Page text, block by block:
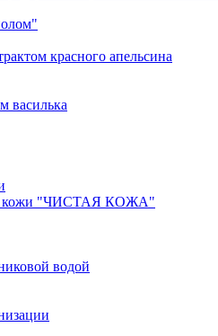
красного апельсина
василька
кожи "ЧИСТАЯ КОЖА"
водой